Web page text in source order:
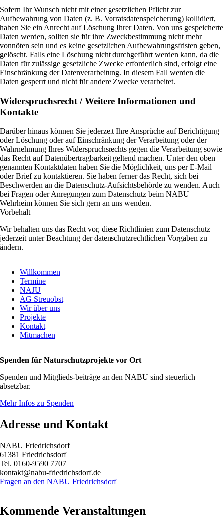
Sofern Ihr Wunsch nicht mit einer gesetzlichen Pflicht zur
Aufbewahrung von Daten (z. B. Vorratsdatenspeicherung) kollidiert,
haben Sie ein Anrecht auf Löschung Ihrer Daten. Von uns gespeicherte
Daten werden, sollten sie für ihre Zweckbestimmung nicht mehr
vonnöten sein und es keine gesetzlichen Aufbewahrungsfristen geben,
gelöscht. Falls eine Löschung nicht durchgeführt werden kann, da die
Daten für zulässige gesetzliche Zwecke erforderlich sind, erfolgt eine
Einschränkung der Datenverarbeitung. In diesem Fall werden die
Daten gesperrt und nicht für andere Zwecke verarbeitet.
Widerspruchsrecht / Weitere Informationen und
Kontakte
Darüber hinaus können Sie jederzeit Ihre Ansprüche auf Berichtigung
oder Löschung oder auf Einschränkung der Verarbeitung oder der
Wahrnehmung Ihres Widerspruchsrechts gegen die Verarbeitung sowie
das Recht auf Datenübertragbarkeit geltend machen. Unter den oben
genannten Kontaktdaten haben Sie die Möglichkeit, uns per E-Mail
oder Brief zu kontaktieren. Sie haben ferner das Recht, sich bei
Beschwerden an die Datenschutz-Aufsichtsbehörde zu wenden. Auch
bei Fragen oder Anregungen zum Datenschutz beim NABU
Wehrheim können Sie sich gern an uns wenden.
Vorbehalt
Wir behalten uns das Recht vor, diese Richtlinien zum Datenschutz
jederzeit unter Beachtung der datenschutzrechtlichen Vorgaben zu
ändern.
Willkommen
Termine
NAJU
AG Streuobst
Wir über uns
Projekte
Kontakt
Mitmachen
Spenden für Naturschutzprojekte vor Ort
Spenden und Mitglieds-beiträge an den NABU sind steuerlich
absetzbar.
Mehr Infos zu Spenden
Adresse und Kontakt
NABU Friedrichsdorf
61381 Friedrichsdorf
Tel. 0160-9590 7707
kontakt@nabu-friedrichsdorf.de
Fragen an den NABU Friedrichsdorf
Kommende Veranstaltungen